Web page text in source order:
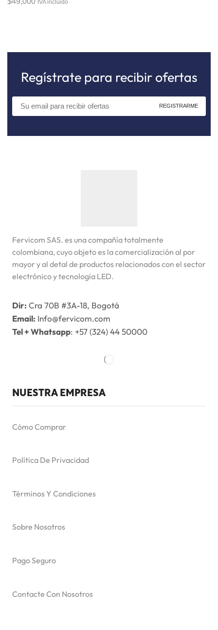
IVA incluido
Regístrate para recibir ofertas
Fervicom SAS. es una compañía totalmente
colombiana, cuyo objeto es la comercialización al por
mayor y al detal de productos relacionados con el sector
electrónico y tecnología LED.
Dir: Cra 70B #3A-18, Bogotá
Email: Info@fervicom.com
Tel + Whatsapp: +57 (324) 44 50000
NUESTRA EMPRESA
Cómo Comprar
Política De Privacidad
Términos Y Condiciones
Sobre Nosotros
Pago Seguro
Contacte Con Nosotros